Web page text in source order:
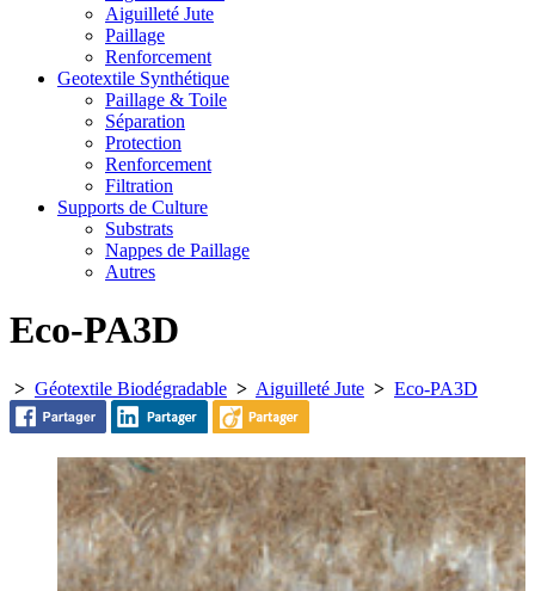
Aiguilleté Jute
Paillage
Renforcement
Geotextile Synthétique
Paillage & Toile
Séparation
Protection
Renforcement
Filtration
Supports de Culture
Substrats
Nappes de Paillage
Autres
Eco-PA3D
> Géotextile Biodégradable > Aiguilleté Jute > Eco-PA3D